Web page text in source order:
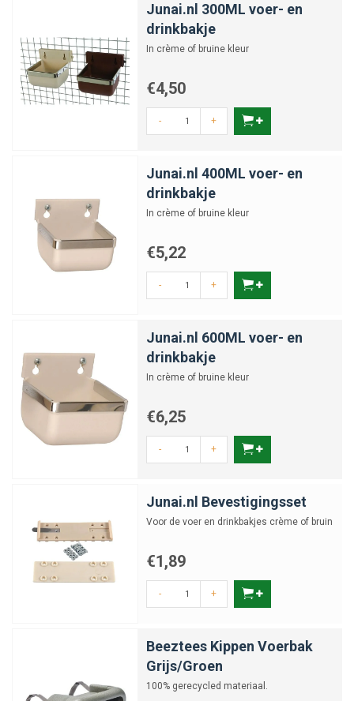
Junai.nl 300ML voer- en
drinkbakje
In crème of bruine kleur
€4,50
- +
Junai.nl 400ML voer- en
drinkbakje
In crème of bruine kleur
€5,22
- +
Junai.nl 600ML voer- en
drinkbakje
In crème of bruine kleur
€6,25
- +
Junai.nl Bevestigingsset
Voor de voer en drinkbakjes crème of bruin
€1,89
- +
Beeztees Kippen Voerbak
Grijs/Groen
100% gerecycled materiaal.